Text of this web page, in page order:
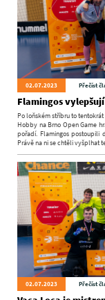
02.07.2023 Přečíst
Flamingos
Po loňském stříbru to
Hobby na Brno Open Game
pořadí. Flamingos postoupili
Právě na ni se chtěli vyšplhat
02.07.2023 Přečíst